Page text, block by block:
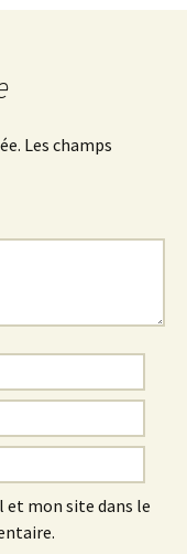
Les champs
mon site dans le